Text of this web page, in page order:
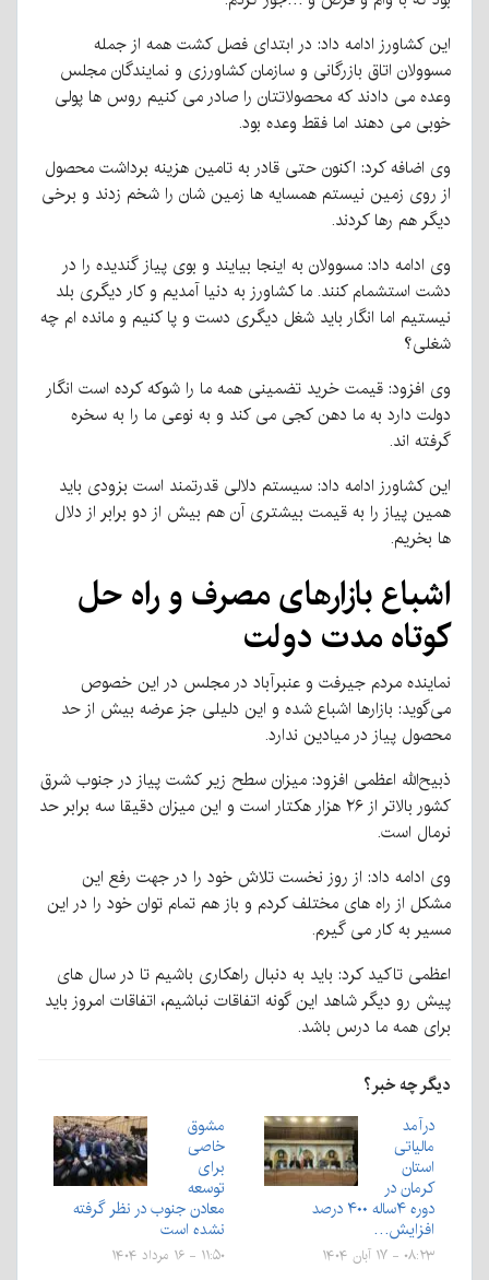
این کشاورز ادامه داد: در ابتدای فصل کشت همه از جمله
مسوولان اتاق بازرگانی و سازمان کشاورزی و نمایندگان مجلس
وعده می دادند که محصولاتتان را صادر می کنیم روس ها پولی
خوبی می دهند اما فقط وعده بود.
وی اضافه کرد: اکنون حتی قادر به تامین هزینه برداشت محصول
از روی زمین نیستم همسایه ها زمین شان را شخم زدند و برخی
دیگر هم رها کردند.
وی ادامه داد: مسوولان به اینجا بیایند و بوی پیاز گندیده را در
دشت استشمام کنند. ما کشاورز به دنیا آمدیم و کار دیگری بلد
نیستیم اما انگار باید شغل دیگری دست و پا کنیم و مانده ام چه
شغلی؟
وی افزود: قیمت خرید تضمینی همه ما را شوکه کرده است انگار
دولت دارد به ما دهن کجی می کند و به نوعی ما را به سخره
گرفته اند.
این کشاورز ادامه داد: سیستم دلالی قدرتمند است بزودی باید
همین پیاز را به قیمت بیشتری آن هم بیش از دو برابر از دلال
ها بخریم.
اشباع بازارهای مصرف و راه حل
کوتاه مدت دولت
نماینده مردم جیرفت و عنبرآباد در مجلس در این خصوص
می‌گوید: بازارها اشباع شده و این دلیلی جز عرضه بیش از حد
محصول پیاز در میادین ندارد.
ذبیح‌الله اعظمی افزود: میزان سطح زیر کشت پیاز در جنوب شرق
کشور بالاتر از ۲۶ هزار هکتار است و این میزان دقیقا سه برابر حد
نرمال است.
وی ادامه داد: از روز نخست تلاش خود را در جهت رفع این
مشکل از راه های مختلف کردم و باز هم تمام توان خود را در این
مسیر به کار می گیرم.
اعظمی تاکید کرد: باید به دنبال راهکاری باشیم تا در سال های
پیش رو دیگر شاهد این گونه اتفاقات نباشیم، اتفاقات امروز باید
برای همه ما درس باشد.
دیگر چه خبر؟
درآمد
مالیاتی
استان
کرمان در
دوره ۴ساله ۴۰۰ درصد
افزایش…
۰۸:۲۳ - ۱۷ آبان ۱۴۰۴
مشوق
خاصی
برای
توسعه
معادن جنوب در نظر گرفته
نشده است
۱۱:۵۰ - ۱۶ مرداد ۱۴۰۴